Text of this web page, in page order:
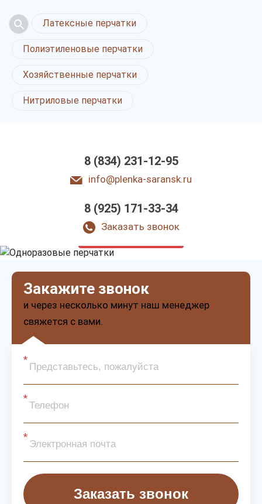
Латексные перчатки
Полиэтиленовые перчатки
Хозяйственные перчатки
Нитриловые перчатки
8 (834) 231-12-95
info@plenka-saransk.ru
8 (925) 171-33-34
Заказать звонок
Одноразовые перчатки
в Саранске
Закажите звонок
и через несколько минут наш менеджер
свяжется с вами.
Заказать звонок